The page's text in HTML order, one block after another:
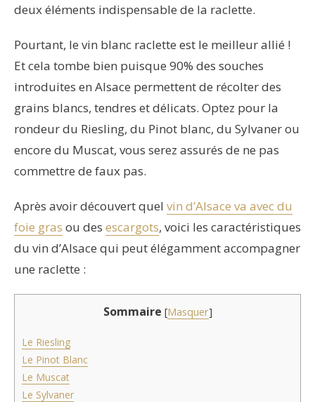
deux éléments indispensable de la raclette.
Pourtant, le vin blanc raclette est le meilleur allié !
Et cela tombe bien puisque 90% des souches
introduites en Alsace permettent de récolter des
grains blancs, tendres et délicats. Optez pour la
rondeur du Riesling, du Pinot blanc, du Sylvaner ou
encore du Muscat, vous serez assurés de ne pas
commettre de faux pas.
Après avoir découvert quel vin d’Alsace va avec du
foie gras ou des escargots, voici les caractéristiques
du vin d’Alsace qui peut élégamment accompagner
une raclette :
Sommaire [Masquer]
Le Riesling
Le Pinot Blanc
Le Muscat
Le Sylvaner